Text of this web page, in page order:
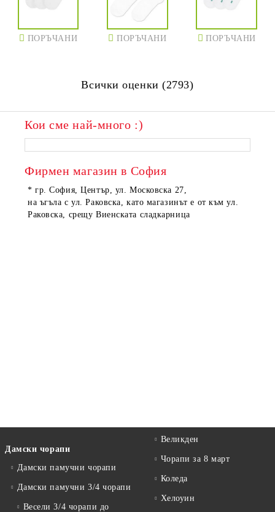
ПОРЪЧАНИ ПОРЪЧАНИ ПОРЪЧАНИ
Всички оценки (2793)
Кои сме най-много :)
Фирмен магазин в София
* гр. София, Център, ул. Московска 27,
на ъгъла с ул. Раковска, като магазинът е от към ул.
Раковска, срещу Виенската сладкарница
Дамски чорапи
Дамски памучни чорапи
Дамски памучни 3/4 чорапи
Весели 3/4 чорапи до
Великден
Чорапи за 8 март
Коледа
Хелоуин